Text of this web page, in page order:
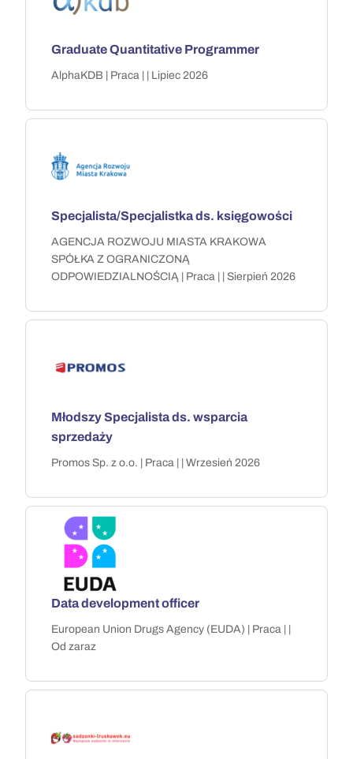
Graduate Quantitative Programmer
AlphaKDB | Praca | | Lipiec 2026
Specjalista/Specjalistka ds. księgowości
AGENCJA ROZWOJU MIASTA KRAKOWA
SPÓŁKA Z OGRANICZONĄ
ODPOWIEDZIALNOŚCIĄ | Praca | | Sierpień 2026
Młodszy Specjalista ds. wsparcia
sprzedaży
Promos Sp. z o.o. | Praca | | Wrzesień 2026
Data development officer
European Union Drugs Agency (EUDA) | Praca | |
Od zaraz